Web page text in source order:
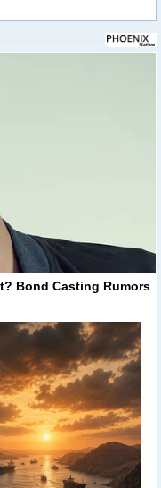
Bond Casting Rumors